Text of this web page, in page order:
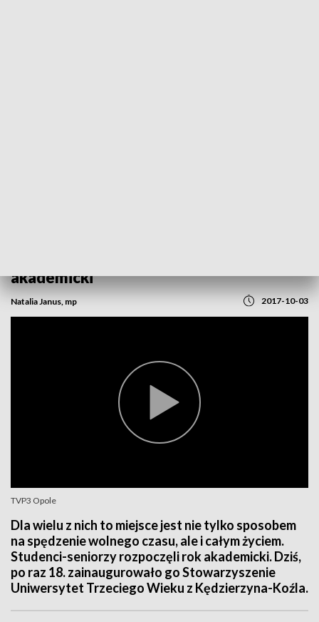
akademicki
Natalia Janus, mp 2017-10-03
TVP3 Opole
Dla wielu z nich to miejsce jest nie tylko sposobem
na spędzenie wolnego czasu, ale i całym życiem.
Studenci-seniorzy rozpoczęli rok akademicki. Dziś,
po raz 18. zainaugurowało go Stowarzyszenie
Uniwersytet Trzeciego Wieku z Kędzierzyna-Koźla.